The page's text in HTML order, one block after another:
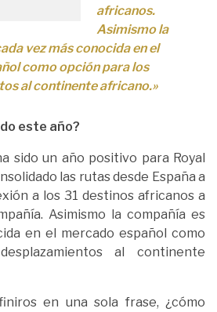
africanos.
Asimismo la
vez más conocida en el
como opción para los
al continente africano.»
este año?
sido un año positivo para Royal
las rutas desde España a
a los 31 destinos africanos a
Asimismo la compañía es
en el mercado español como
al continente
en una sola frase, ¿cómo